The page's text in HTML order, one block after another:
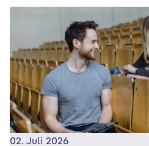
02. Juli 2026